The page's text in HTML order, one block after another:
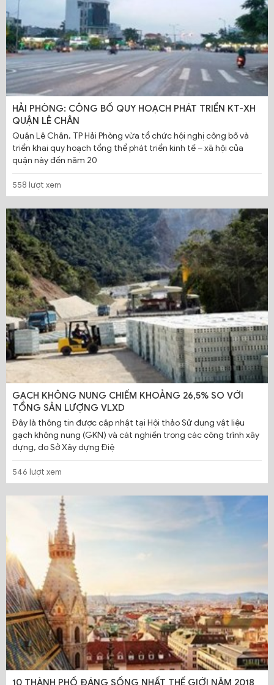
HẢI PHÒNG: CÔNG BỐ QUY HOẠCH PHÁT TRIỂN KT-XH
QUẬN LÊ CHÂN
Quận Lê Chân, TP Hải Phòng vừa tổ chức hội nghị công bố và
triển khai quy hoạch tổng thể phát triển kinh tế – xã hội của
quận này đến năm 20
558 lượt xem
GẠCH KHÔNG NUNG CHIẾM KHOẢNG 26,5% SO VỚI
TỔNG SẢN LƯỢNG VLXD
Đây là thông tin được cập nhật tại Hội thảo Sử dụng vật liệu
gạch không nung (GKN) và cát nghiền trong các công trình xây
dựng, do Sở Xây dựng Điệ
546 lượt xem
10 THÀNH PHỐ ĐÁNG SỐNG NHẤT THẾ GIỚI NĂM 2018